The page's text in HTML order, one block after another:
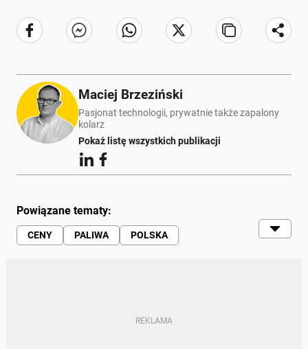
Maciej Brzeziński
Pasjonat technologii, prywatnie także zapalony
kolarz
Pokaż listę wszystkich publikacji
Powiązane tematy:
CENY PALIWA
POLSKA